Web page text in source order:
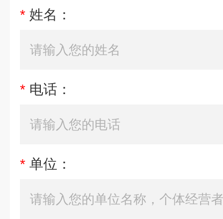
* 姓名：
* 电话：
* 单位：